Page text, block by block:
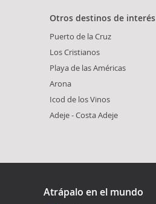
Otros destinos de interés
Puerto de la Cruz
Los Cristianos
Playa de las Américas
Arona
Icod de los Vinos
Adeje - Costa Adeje
Atrápalo en el mundo